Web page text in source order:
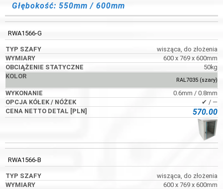
Głębokość: 550mm / 600mm
RWA1566-G
wisząca, do złożenia
600 x 769 x 600mm
50kg
RAL7035 (szary)
0.6mm / 0.8mm
✔ / ―
570.00
RWA1566-B
wisząca, do złożenia
600 x 769 x 600mm